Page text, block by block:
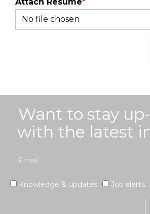
No file chosen
Want to stay
with the latest
Knowledge & updates Job alerts